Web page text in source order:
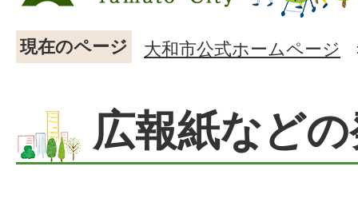
現在のページ 大和市公式ホームページ
広報紙など